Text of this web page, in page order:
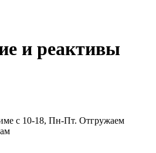
и реактивы
с 10-18, Пн-Пт. Отгружаем